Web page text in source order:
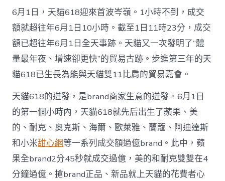
6月1日，天貓618迎來首波岑嶺。1小時不到，成交
額就超往年6月1日10小時。截至1日11時23分，成交
額已超往年6月1日全天事跡。天貓又一次發明了“體
量最年夜、增速卻更快”的貿易古跡。步進第三年的天
貓618已生長為能與天貓雙11比肩的貿易嘉會。
天貓618的迸發，是brand商家生意的迸發。6月1日
的第一個小時內，天貓618就先后出生了蘋果、美
的、耐克、奧克斯、海爾、歐萊雅、蘭蔻、阿迪達斯
和小米甜心網等一系列成交額過億brand。此中，蘋
果全brand2分45秒就成交過億，美的和耐克雙雙在4
分鐘過億。搶brand正品、新品就上天貓的花費者心